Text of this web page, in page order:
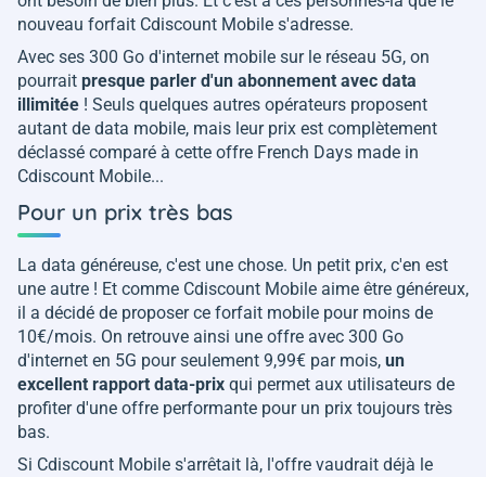
nouveau forfait Cdiscount Mobile s'adresse.
Avec ses 300 Go d'internet mobile sur le réseau 5G, on
pourrait presque parler d'un abonnement avec data
illimitée ! Seuls quelques autres opérateurs proposent
autant de data mobile, mais leur prix est complètement
déclassé comparé à cette offre French Days made in
Cdiscount Mobile...
Pour un prix très bas
La data généreuse, c'est une chose. Un petit prix, c'en est
une autre ! Et comme Cdiscount Mobile aime être généreux,
il a décidé de proposer ce forfait mobile pour moins de
10€/mois. On retrouve ainsi une offre avec 300 Go
d'internet en 5G pour seulement 9,99€ par mois, un
excellent rapport data-prix qui permet aux utilisateurs de
profiter d'une offre performante pour un prix toujours très
bas.
Si Cdiscount Mobile s'arrêtait là, l'offre vaudrait déjà le